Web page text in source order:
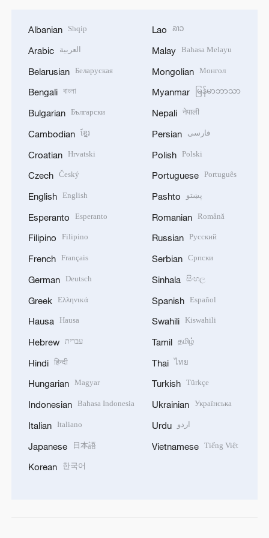
Albanian Shqip
Arabic العربية
Belarusian Беларуская
Bengali বাংলা
Bulgarian Български
Cambodian ខ្មែរ
Croatian Hrvatski
Czech Český
English English
Esperanto Esperanto
Filipino Filipino
French Français
German Deutsch
Greek Ελληνικά
Hausa Hausa
Hebrew עברית
Hindi हिन्दी
Hungarian Magyar
Indonesian Bahasa Indonesia
Italian Italiano
Japanese 日本語
Korean 한국어
Lao ລາວ
Malay Bahasa Melayu
Mongolian Монгол
Myanmar မြန်မာဘာသာ
Nepali नेपाली
Persian فارسی
Polish Polski
Portuguese Português
Pashto پښتو
Romanian Română
Russian Русский
Serbian Српски
Sinhala සිංහල
Spanish Español
Swahili Kiswahili
Tamil தமிழ்
Thai ไทย
Turkish Türkçe
Ukrainian Українська
Urdu اردو
Vietnamese Tiếng Việt